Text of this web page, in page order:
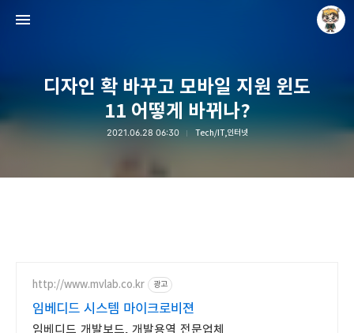
디자인 확 바꾸고 모바일 지원 윈도
11 어떻게 바뀌나?
2021.06.28 06:30 Tech/IT,인터넷
http://www.mvlab.co.kr 광고
임베디드 시스템 마이크로비젼
임베디드 개발보드, 개발용역 전문업체
Raycat : Photo and Story